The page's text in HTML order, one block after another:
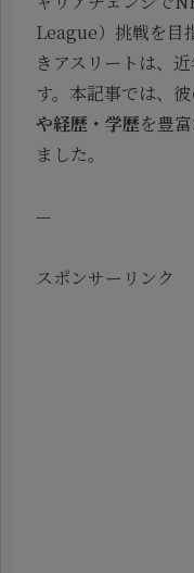
League）挑戦を目
きアスリートは、
す。本記事では、
や経歴・学歴を豊
ました。
—
スポンサーリンク